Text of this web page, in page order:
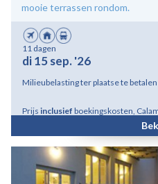
mooie terrassen rondom.
11 dagen
di 15 sep. '26
Milieubelasting ter plaatse te betalen
Prijs inclusief boekingskosten,